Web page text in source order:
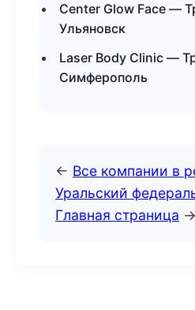
Center Glow Face —
Ульяновск
Laser Body Clinic —
Симферополь
← Все компании в
Уральский
Главная страница →